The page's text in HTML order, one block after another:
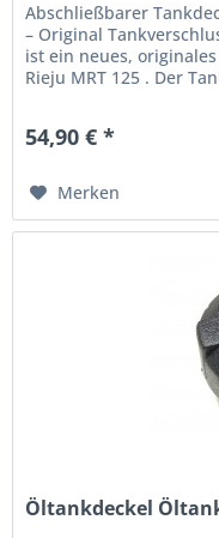
Abschließbarer
– Original
ist ein neues,
Rieju MRT 125 . Der
54,90 € *
Merken
Öltankdeckel